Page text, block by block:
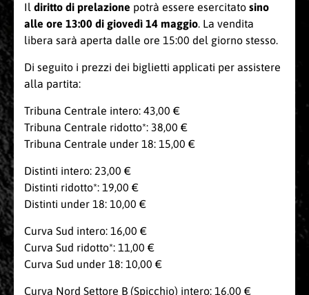
Il diritto di prelazione potrà essere esercitato sino
alle ore 13:00 di giovedì 14 maggio. La vendita
libera sarà aperta dalle ore 15:00 del giorno stesso.
Di seguito i prezzi dei biglietti applicati per assistere
alla partita:
Tribuna Centrale intero: 43,00 €
Tribuna Centrale ridotto*: 38,00 €
Tribuna Centrale under 18: 15,00 €
Distinti intero: 23,00 €
Distinti ridotto*: 19,00 €
Distinti under 18: 10,00 €
Curva Sud intero: 16,00 €
Curva Sud ridotto*: 11,00 €
Curva Sud under 18: 10,00 €
Curva Nord Settore B (Spicchio) intero: 16,00 €